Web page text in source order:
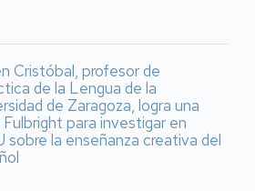
Cristóbal, profesor de
de la Lengua de la
de Zaragoza, logra una
para investigar en
sobre la enseñanza creativa del